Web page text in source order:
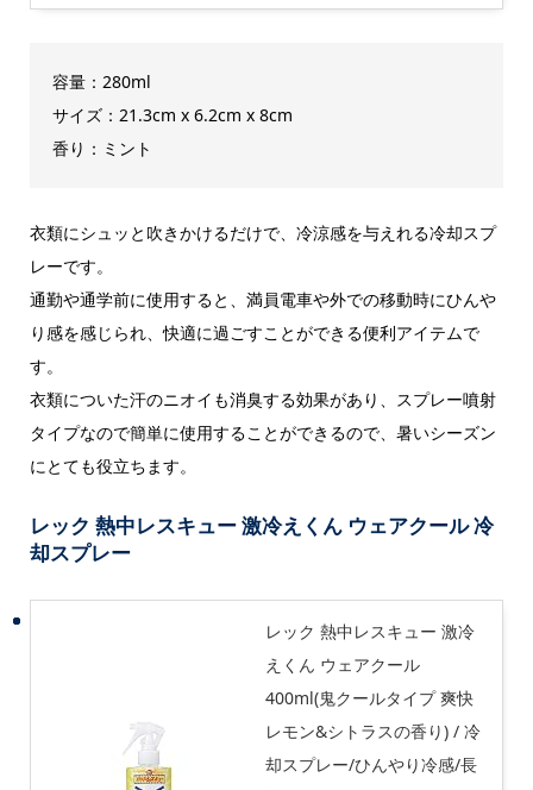
容量：280ml
サイズ：‎21.3cm x 6.2cm x 8cm
香り：ミント
衣類にシュッと吹きかけるだけで、冷涼感を与えれる冷却スプ
レーです。
通勤や通学前に使用すると、満員電車や外での移動時にひんや
り感を感じられ、快適に過ごすことができる便利アイテムで
す。
衣類についた汗のニオイも消臭する効果があり、スプレー噴射
タイプなので簡単に使用することができるので、暑いシーズン
にとても役立ちます。
レック 熱中レスキュー 激冷えくん ウェアクール 冷
却スプレー
レック 熱中レスキュー 激冷
えくん ウェアクール
400ml(鬼クールタイプ 爽快
レモン&シトラスの香り) / 冷
却スプレー/ひんやり冷感/長